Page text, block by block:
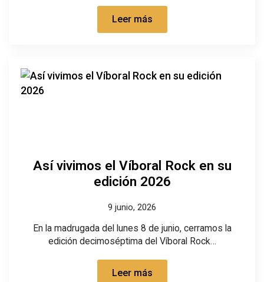
Leer más
Así vivimos el Víboral Rock en su
edición 2026
9 junio, 2026
En la madrugada del lunes 8 de junio, cerramos la
edición decimoséptima del Víboral Rock…
Leer más